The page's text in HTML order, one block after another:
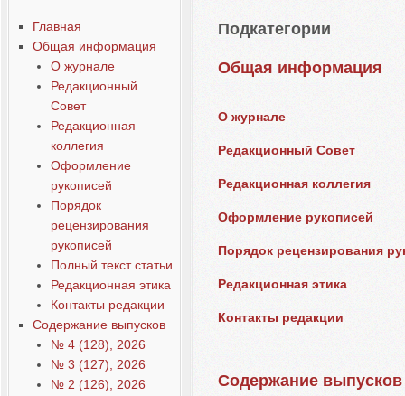
Главная
Общая информация
О журнале
Редакционный
Совет
Редакционная
коллегия
Оформление
рукописей
Порядок
рецензирования
рукописей
Полный текст статьи
Редакционная этика
Контакты редакции
Содержание выпусков
№ 4 (128), 2026
№ 3 (127), 2026
№ 2 (126), 2026
Подкатегории
Общая информация
О журнале
Редакционный Совет
Редакционная коллегия
Оформление рукописей
Порядок рецензирования
Редакционная этика
Контакты редакции
Содержание выпусков